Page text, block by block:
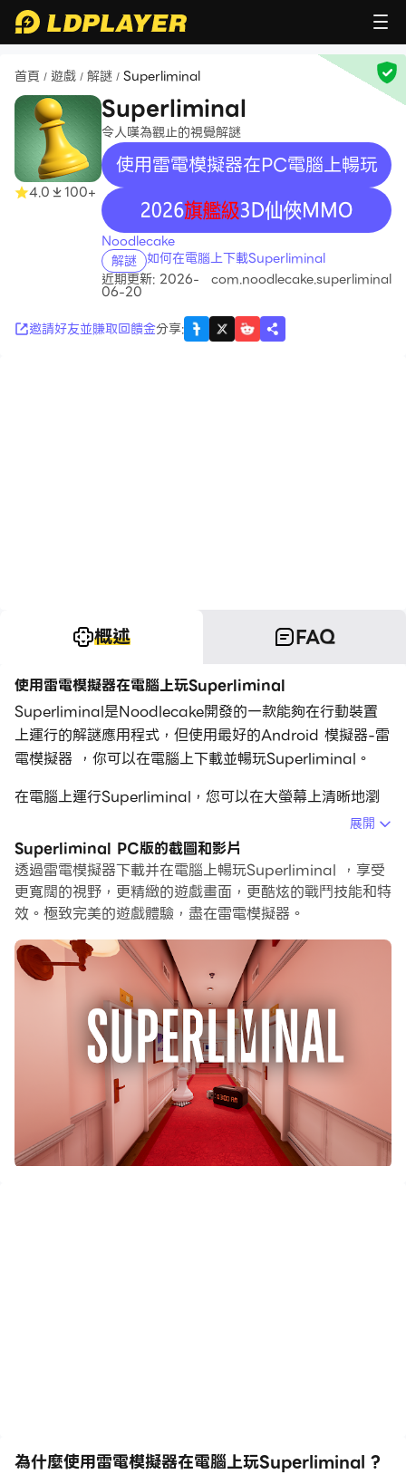
首頁 / 遊戲 / 解謎 / Superliminal
4.0 100+
Superliminal
令人嘆為觀止的視覺解謎
使用雷電模擬器在PC電腦上暢玩
recommend
Noodlecake
解謎 如何在電腦上下載Superliminal
近期更新: 2026-
06-20
com.noodlecake.superliminal
邀請好友並賺取回饋金分享:
概述 FAQ
使用雷電模擬器在電腦上玩Superliminal
Superliminal是Noodlecake開發的一款能夠在行動裝置
上運行的解謎應用程式，但使用最好的Android 模擬器-雷
電模擬器 ，你可以在電腦上下載並暢玩Superliminal。
在電腦上運行Superliminal，您可以在大螢幕上清晰地瀏
覽, 而用滑鼠和鍵盤操控應用程式比用觸摸屏鍵盤要快得
多，同時你將永遠不必擔心設備的電量問題。
通過多開和同步功能，你甚至可以在PC上運行多個應用程
式和帳戶。
而文件互傳功能讓分享圖像、影片和文件也變得非常容易。
下載Superliminal並在PC上運行。享受PC端的大螢幕和
高畫質畫質吧!
注意 - 試玩後再購買 - 免費試玩開始部分。一次性應用內
購買解鎖完整遊戲。無廣告。
在淩晨3點墜入夢鄉。你閉上雙眼，聽著皮爾斯醫生絮叨著
自己的夢塑療程。醒來時，你發現自己置身於陌生的奇特場
所，這時才發現，原來自己困在了夢境裡。在這裡，視角即
展開
Superliminal PC版的截圖和影片
透過雷電模擬器下載并在電腦上暢玩Superliminal ，享受
更寬闊的視野，更精緻的遊戲畫面，更酷炫的戰鬥技能和特
效。極致完美的遊戲體驗，盡在雷電模擬器。
為什麼使用雷電模擬器在電腦上玩Superliminal ?